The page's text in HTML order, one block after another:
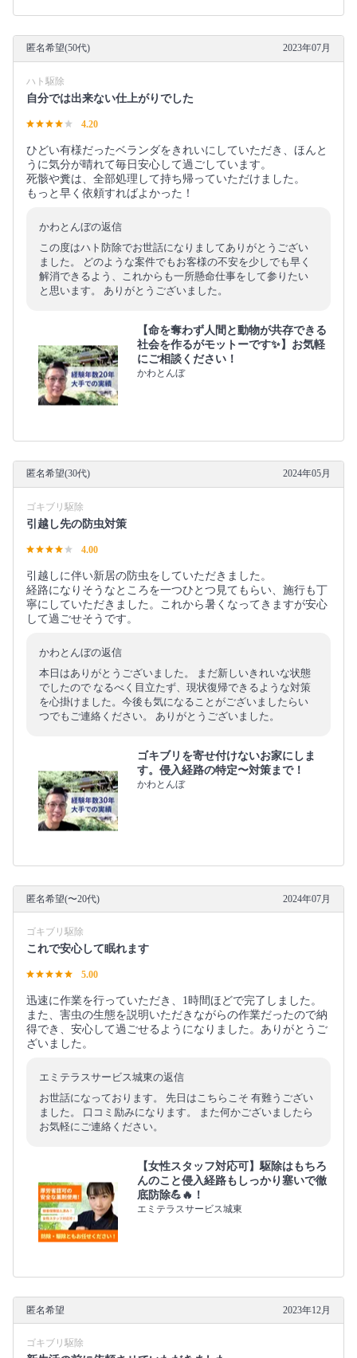
匿名希望(50代) 2023年07月
ハト駆除
自分では出来ない仕上がりでした
4.20
ひどい有様だったベランダをきれいにしていただき、ほんと
うに気分が晴れて毎日安心して過ごしています。
死骸や糞は、全部処理して持ち帰っていただけました。
もっと早く依頼すればよかった！
かわとんぼの返信
この度はハト防除でお世話になりましてありがとうござい
ました。 どのような案件でもお客様の不安を少しでも早く
解消できるよう、これからも一所懸命仕事をして参りたい
と思います。 ありがとうございました。
【命を奪わず人間と動物が共存できる
社会を作るがモットーです✨】お気軽
にご相談ください！
かわとんぼ
匿名希望(30代) 2024年05月
ゴキブリ駆除
引越し先の防虫対策
4.00
引越しに伴い新居の防虫をしていただきました。
経路になりそうなところを一つひとつ見てもらい、施行も丁
寧にしていただきました。これから暑くなってきますが安心
して過ごせそうです。
かわとんぼの返信
本日はありがとうございました。 まだ新しいきれいな状態
でしたので なるべく目立たず、現状復帰できるような対策
を心掛けました。今後も気になることがございましたらい
つでもご連絡ください。 ありがとうございました。
ゴキブリを寄せ付けないお家にしま
す。侵入経路の特定〜対策まで！
かわとんぼ
匿名希望(〜20代) 2024年07月
ゴキブリ駆除
これで安心して眠れます
5.00
迅速に作業を行っていただき、1時間ほどで完了しました。
また、害虫の生態を説明いただきながらの作業だったので納
得でき、安心して過ごせるようになりました。ありがとうご
ざいました。
エミテラスサービス城東の返信
お世話になっております。 先日はこちらこそ 有難うござい
ました。 口コミ励みになります。 また何かございましたら
お気軽にご連絡ください。
【女性スタッフ対応可】駆除はもちろ
んのこと侵入経路もしっかり塞いで徹
底防除💪🔥！
エミテラスサービス城東
匿名希望 2023年12月
ゴキブリ駆除